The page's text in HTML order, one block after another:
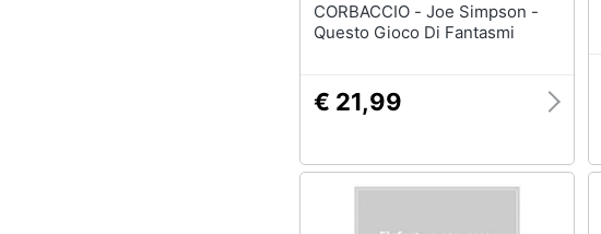
CORBACCIO - Joe Simpson -
Questo Gioco Di Fantasmi
€ 21,99